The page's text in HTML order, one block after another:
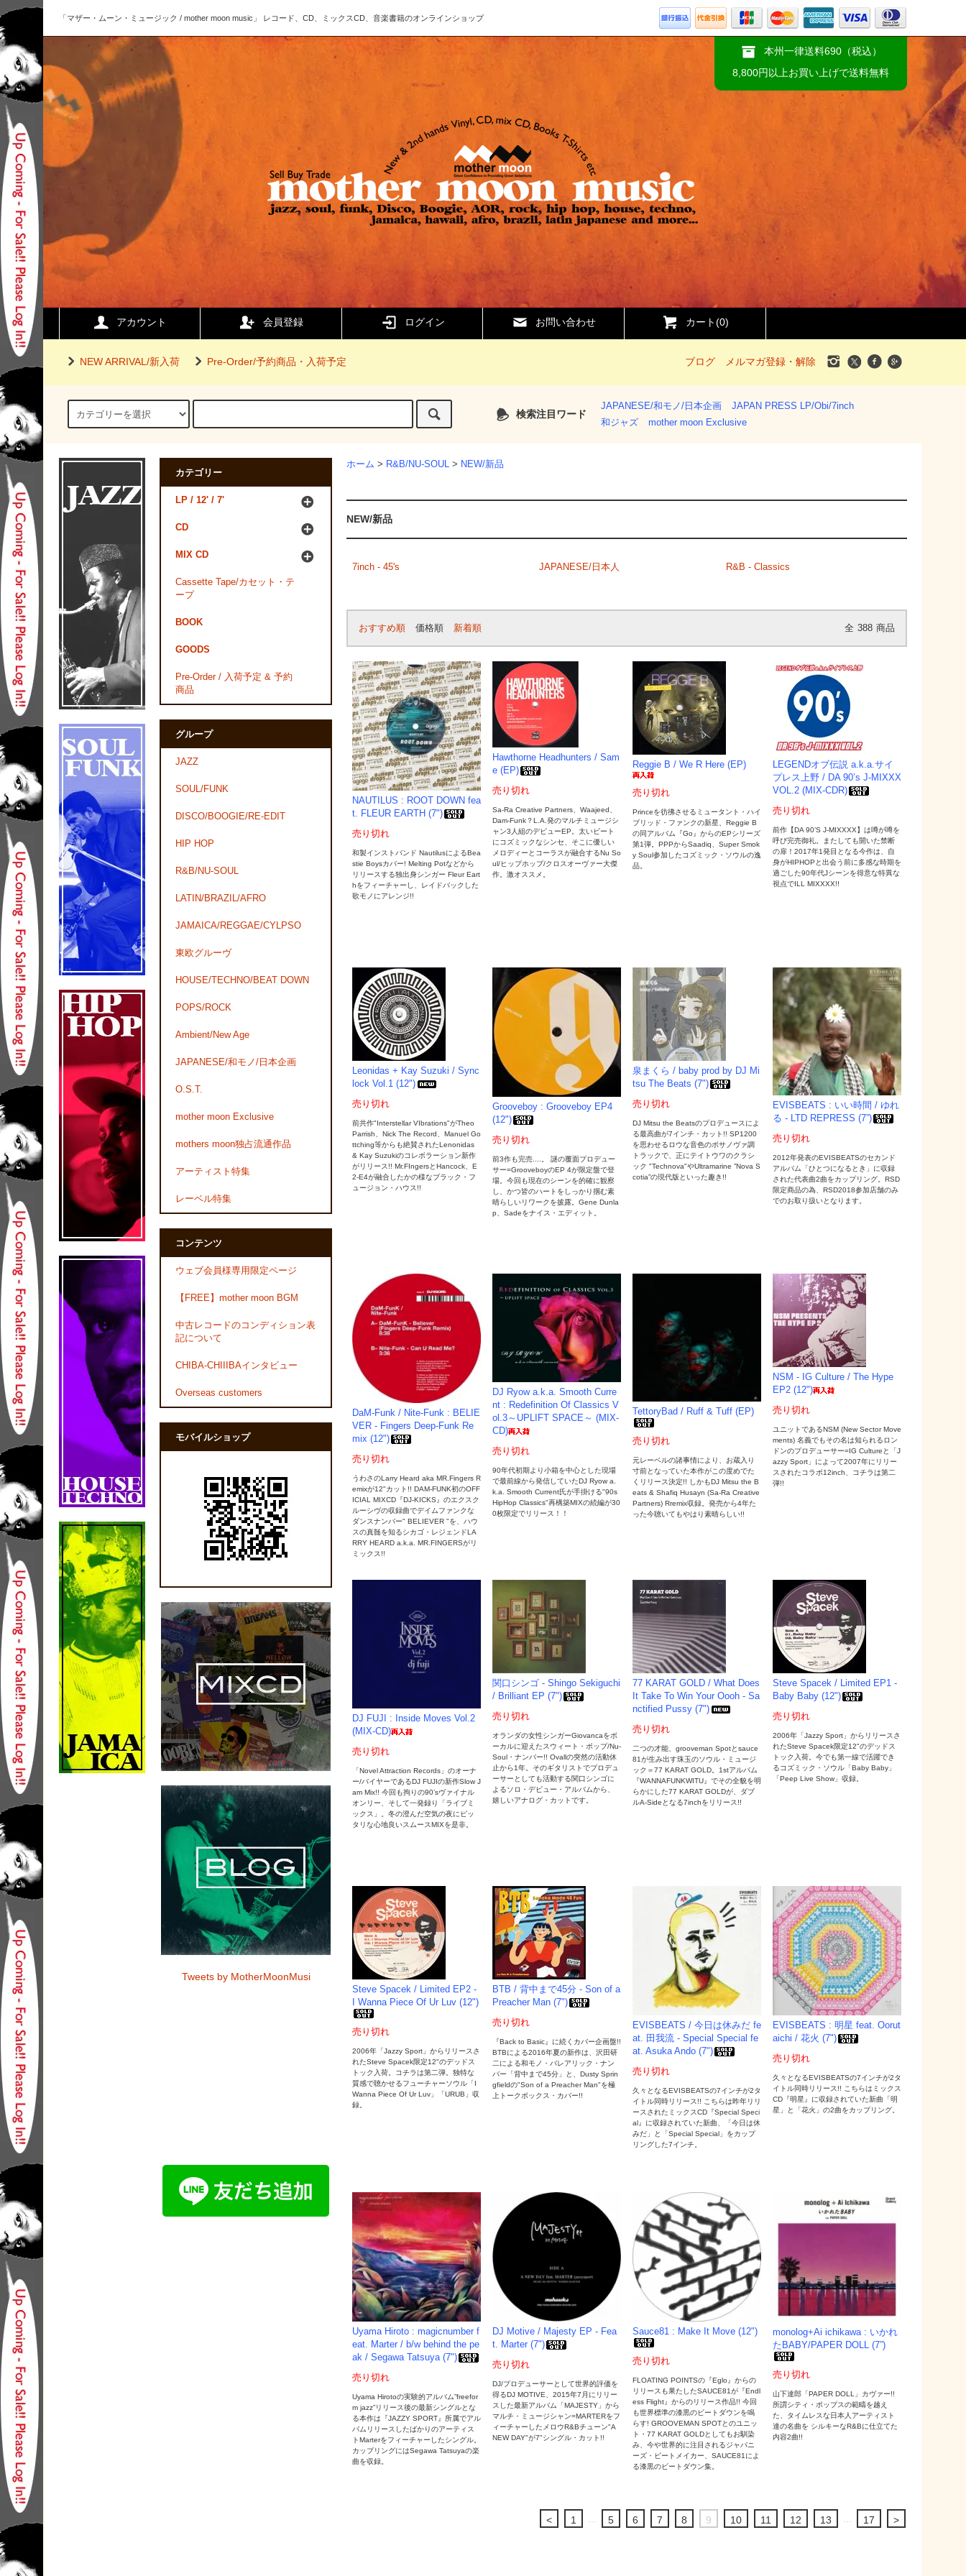
「マザー・ムーン・ミュージック / mother moon music」 レコード、CD、ミックスCD、音楽書籍のオンラインショップ
本州一律送料690（税込）
8,800円以上お買い上げで送料無料
アカウント 会員登録 ログイン お問い合わせ カート(0)
NEW ARRIVAL/新入荷 Pre-Order/予約商品・入荷予定 ブログ メルマガ登録・解除
検索注目ワード
JAPANESE/和モノ/日本企画
JAPAN PRESS LP/Obi/7inch
和ジャズ
mother moon Exclusive
ホーム > R&B/NU-SOUL > NEW/新品
NEW/新品
7inch - 45's JAPANESE/日本人 R&B - Classics
おすすめ順 価格順 新着順 全 388 商品
NAUTILUS : ROOT DOWN fea
t. FLEUR EARTH (7")
売り切れ
和製インストバンド NautilusによるBea
stie Boysカバー! Melting Potなどから
リリースする独出身シンガー Fleur Eart
hをフィーチャーし、レイドバックした
歌モノにアレンジ!!
Hawthorne Headhunters / Sam
e (EP)
売り切れ
Sa-Ra Creative Partners、Waajeed、
Dam-Funk？L.A.発のマルチミュージシ
ャン3人組のデビューEP。太いビート
にコズミックなシンセ、そこに優しい
メロディーとコーラスが融合するNu So
ul/ヒップホップ/クロスオーヴァー大傑
作。激オススメ。
Reggie B / We R Here (EP)
売り切れ
Princeを彷彿させるミュータント・ハイ
ブリッド・ファンクの新星、Reggie B
の同アルバム『Go』からのEPシリーズ
第1弾。PPPからSaadiq、Super Smok
y Soul参加したコズミック・ソウルの逸
品。
LEGENDオブ伝説 a.k.a.サイ
プレス上野 / DA 90’s J-MIXXX
VOL.2 (MIX-CDR)
売り切れ
前作【DA 90’S J-MIXXXX】は噂が噂を
呼び完売御礼。またしても開いた禁断
の扉！2017年1発目となる今作は、自
身がHIPHOPと出会う前に多感な時期を
過ごした90年代Jシーンを得意な特異な
視点でILL MIXXXX!!
Leonidas + Kay Suzuki / Sync
lock Vol.1 (12")
売り切れ
前共作"Interstellar VIbrations"がTheo
Parrish、Nick The Record、Manuel Go
ttching等からも絶賛されたLenonidas
& Kay Suzukiのコレボラーション新作
がリリース!! Mr.FIngersとHancock、E
2-E4が融合したかの様なブラック・フ
ュージョン・ハウス!!
Grooveboy : Grooveboy EP4
(12")
売り切れ
前3作も完売....。 謎の覆面プロデュー
サー=GrooveboyのEP 4が限定盤で登
場。今回も現在のシーンを的確に観察
し、かつ皆のハートをしっかり掴む素
晴らしいリワークを披露。Gene Dunla
p、Sadeをナイス・エディット。
泉まくら / baby prod by DJ Mi
tsu The Beats (7")
売り切れ
DJ Mitsu the Beatsのプロデュースによ
る最高曲が7インチ・カット!! SP1200
を思わせるロウな音色のボサノヴァ調
トラックで、正にテイトウワのクラシ
ック "Technova"やUltramarine ”Nova S
cotia”の現代版といった趣き!!
EVISBEATS : いい時間 / ゆれ
る - LTD REPRESS (7”)
売り切れ
2012年発表のEVISBEATSのセカンド
アルバム「ひとつになるとき」に収録
された代表曲2曲をカップリング。RSD
限定商品の為、RSD2018参加店舗のみ
でのお取り扱いとなります。
DaM-Funk / Nite-Funk : BELIE
VER - Fingers Deep-Funk Re
mix (12")
売り切れ
うわさのLarry Heard aka MR.Fingers R
emixが12"カット!! DAM-FUNK初のOFF
ICIAL MIXCD『DJ-KICKS』のエクスク
ルーシヴの収録曲でデイムファンクな
ダンスナンバー" BELIEVER "を、ハウ
スの真髄を知るシカゴ・レジェンドLA
RRY HEARD a.k.a. MR.FINGERSがリ
ミックス!!
DJ Ryow a.k.a. Smooth Curre
nt : Redefinition Of Classics V
ol.3～UPLIFT SPACE～ (MIX-
CD)
売り切れ
90年代初期より小箱を中心とした現場
で最前線から発信していたDJ Ryow a.
k.a. Smooth Current氏が手掛ける"90s
HipHop Classics"再構築MIXの続編が30
0枚限定でリリース！！
TettoryBad / Ruff & Tuff (EP)
売り切れ
元レーベルの諸事情により、お蔵入り
寸前となっていた本作がこの度めでた
くリリース決定!! しかもDJ Mitsu the B
eats & Shafiq Husayn (Sa-Ra Creative
Partners) Rremix収録。発売から4年た
った今聴いてもやはり素晴らしい!!
NSM - IG Culture / The Hype
EP2 (12")
売り切れ
ユニットであるNSM (New Sector Move
ments) 名義でもその名は知られるロン
ドンのプロデューサー=IG Cultureと「J
azzy Sport」によって2007年にリリー
スされたコラボ12inch、コチラは第二
弾!!
DJ FUJI : Inside Moves Vol.2
(MIX-CD)
売り切れ
「Novel Attraction Records」のオーナ
ー/バイヤーであるDJ FUJIの新作Slow J
am Mix!! 今回も拘りの90’sヴァイナル
オンリー、そして一発録り「ライブミ
ックス」。冬の澄んだ空気の夜にピッ
タリな心地良いスムースMIXを是非。
関口シンゴ - Shingo Sekiguchi
/ Brilliant EP (7")
売り切れ
オランダの女性シンガーGiovancaをボ
ーカルに迎えたスウィート・ポップ/Nu-
Soul・ナンバー!! Ovallの突然の活動休
止から1年。そのギタリストでプロデュ
ーサーとしても活動する関口シンゴに
よるソロ・デビュー・アルバムから、
嬉しいアナログ・カットです。
77 KARAT GOLD / What Does
It Take To Win Your Oooh - Sa
nctified Pussy (7")
売り切れ
二つの才能、grooveman Spotとsauce
81が生み出す珠玉のソウル・ミュージ
ック＝77 KARAT GOLD。1stアルバム
『WANNAFUNKWITU』でその全貌を明
らかにした77 KARAT GOLDが、ダブ
ルA-Sideとなる7inchをリリース!!
Steve Spacek / Limited EP1 -
Baby Baby (12")
売り切れ
2006年「Jazzy Sport」からリリースさ
れたSteve Spacek限定12"のデッドス
トック入荷。今でも第一線で活躍でき
るコズミック・ソウル「Baby Baby」
「Peep Live Show」収録。
Steve Spacek / Limited EP2 -
I Wanna Piece Of Ur Luv (12")
売り切れ
2006年「Jazzy Sport」からリリースさ
れたSteve Spacek限定12"のデッドス
トック入荷。コチラは第二弾。独特な
質感で聴かせるフューチャーソウル「I
Wanna Piece Of Ur Luv」「URUB」収
録。
BTB / 背中まで45分 - Son of a
Preacher Man (7")
売り切れ
『Back to Basic』に続くカバー企画盤!!
BTBによる2016年夏の新作は、沢田研
二による和モノ・バレアリック・ナン
バー「背中まで45分」と、Dusty Sprin
gfieldの"Son of a Preacher Man"を極
上トークボックス・カバー!!
EVISBEATS / 今日は休みだ fe
at. 田我流 - Special Special fe
at. Asuka Ando (7")
売り切れ
久々となるEVISBEATSの7インチが2タ
イトル同時リリース!! こちらは昨年リリ
ースされたミックスCD『Special Speci
al』に収録されていた新曲、「今日は休
みだ」と「Special Special」をカップ
リングした7インチ。
EVISBEATS : 明星 feat. Oorut
aichi / 花火 (7")
売り切れ
久々となるEVISBEATSの7インチが2タ
イトル同時リリース!! こちらはミックス
CD『明星』に収録されていた新曲「明
星」と「花火」の2曲をカップリング。
Uyama Hiroto : magicnumber f
eat. Marter / b/w behind the pe
ak / Segawa Tatsuya (7")
売り切れ
Uyama Hirotoの実験的アルバム”freefor
m jazz”リリース後の最新シングルとな
る本作は『JAZZY SPORT』所属でアル
バムリリースしたばかりのアーティス
トMarterをフィーチャーしたシングル。
カップリングにはSegawa Tatsuyaの楽
曲を収録。
DJ Motive / Majesty EP - Fea
t. Marter (7")
売り切れ
DJ/プロデューサーとして世界的評価を
得るDJ MOTIVE、2015年7月にリリー
スした最新アルバム「MAJESTY」から
マルチ・ミュージシャン=MARTERをフ
ィーチャーしたメロウR&Bチューン"A
NEW DAY"が7"シングル・カット!!
Sauce81 : Make It Move (12")
売り切れ
FLOATING POINTSの『Eglo』からの
リリースも果たしたSAUCE81が『Endl
ess Flight』からのリリース作品!! 今回
も世界標準の漆黒のビートダウンを鳴
らす! GROOVEMAN SPOTとのユニッ
ト・77 KARAT GOLDとしてもお馴染
み、今や世界的に注目されるジャパニ
ーズ・ビートメイカー、SAUCE81によ
る漆黒のビートダウン集。
monolog+Ai ichikawa : いかれ
たBABY/PAPER DOLL (7”)
売り切れ
山下達郎「PAPER DOLL」カヴァー!!
所謂シティ・ポップスの範疇を越え
た、タイムレスな日本人アーティスト
達の名曲を シルキーなR&Bに仕立てた
内容2曲!!
< 1 ... 5 6 7 8 9 10 11 12 13 ... 17 >
カテゴリー
LP / 12' / 7'
CD
MIX CD
Cassette Tape/カセット・テ
ープ
BOOK
GOODS
Pre-Order / 入荷予定 & 予約
商品
グループ
JAZZ
SOUL/FUNK
DISCO/BOOGIE/RE-EDIT
HIP HOP
R&B/NU-SOUL
LATIN/BRAZIL/AFRO
JAMAICA/REGGAE/CYLPSO
東欧グルーヴ
HOUSE/TECHNO/BEAT DOWN
POPS/ROCK
Ambient/New Age
JAPANESE/和モノ/日本企画
O.S.T.
mother moon Exclusive
mothers moon独占流通作品
アーティスト特集
レーベル特集
コンテンツ
ウェブ会員様専用限定ページ
【FREE】mother moon BGM
中古レコードのコンディション表
記について
CHIBA-CHIIIBAインタビュー
Overseas customers
モバイルショップ
Tweets by MotherMoonMusi